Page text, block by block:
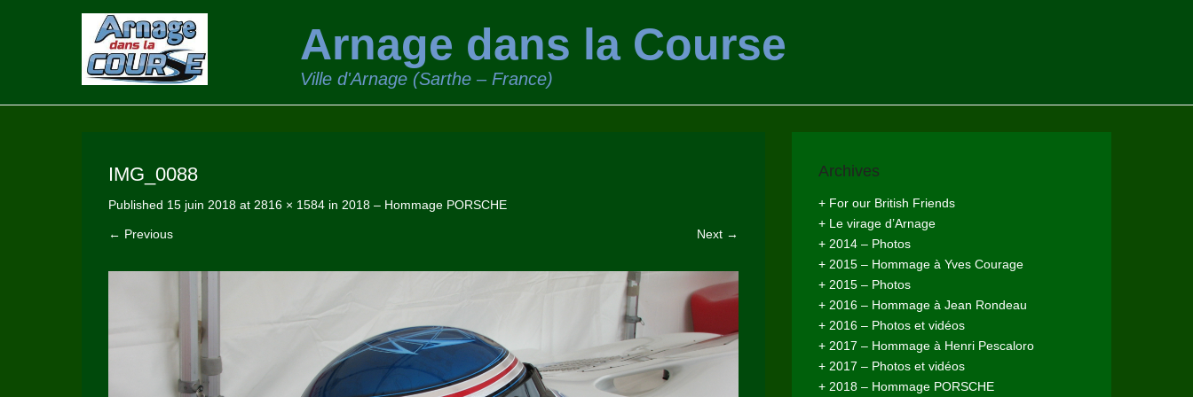
Arnage dans la Course
Ville d'Arnage (Sarthe – France)
IMG_0088
Published 15 juin 2018 at 2816 × 1584 in 2018 – Hommage PORSCHE
← Previous Next →
Archives
+ For our British Friends
+ Le virage d’Arnage
+ 2014 – Photos
+ 2015 – Hommage à Yves Courage
+ 2015 – Photos
+ 2016 – Hommage à Jean Rondeau
+ 2016 – Photos et vidéos
+ 2017 – Hommage à Henri Pescaloro
+ 2017 – Photos et vidéos
+ 2018 – Hommage PORSCHE